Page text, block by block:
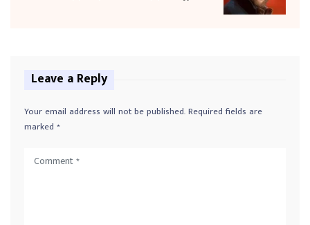
Leave a Reply
Your email address will not be published.Required fields are
marked *